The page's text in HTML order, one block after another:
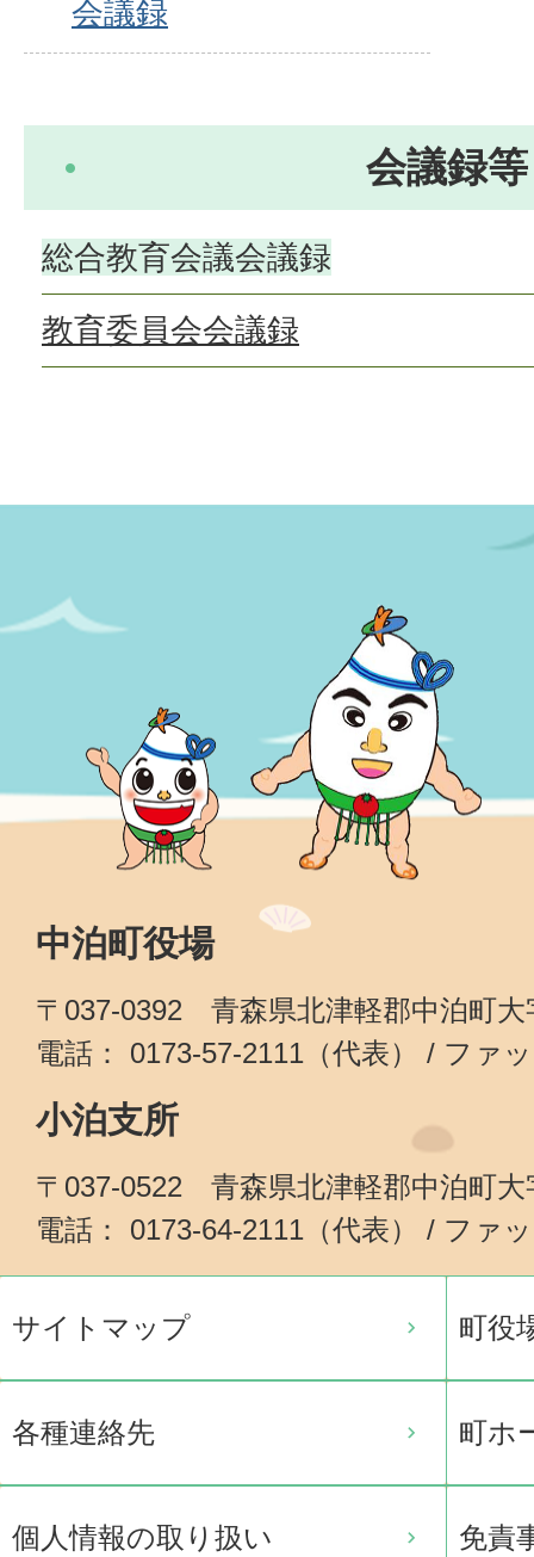
会議録
会議録等
総合教育会議会議録
教育委員会会議録
中泊町役場
〒037-0392 青森県北津軽郡中泊町大
電話： 0173-57-2111（代表） / ファ
小泊支所
〒037-0522 青森県北津軽郡中泊町大
電話： 0173-64-2111（代表） / ファ
サイトマップ 町役
各種連絡先 町ホ
個人情報の取り扱い 免責